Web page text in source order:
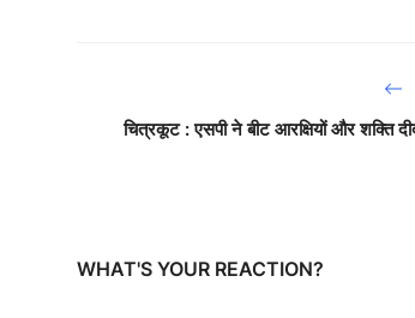
चित्रकूट : एसपी ने बीट आरक्षियों और शक्ति
WHAT'S YOUR REACTION?